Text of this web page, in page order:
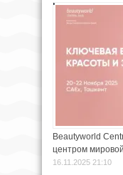
Beautyworld
центром
16.11.2025 21:10